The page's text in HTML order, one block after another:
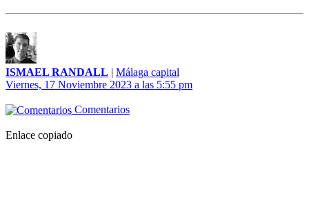
ISMAEL RANDALL | Málaga capital
Viernes, 17 Noviembre 2023 a las 5:55 pm
Comentarios
Enlace copiado